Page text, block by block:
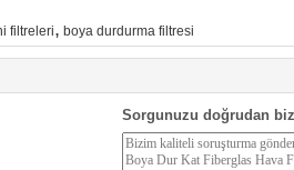
filtreleri, boya durdurma filtresi
Sorgunuzu doğrudan